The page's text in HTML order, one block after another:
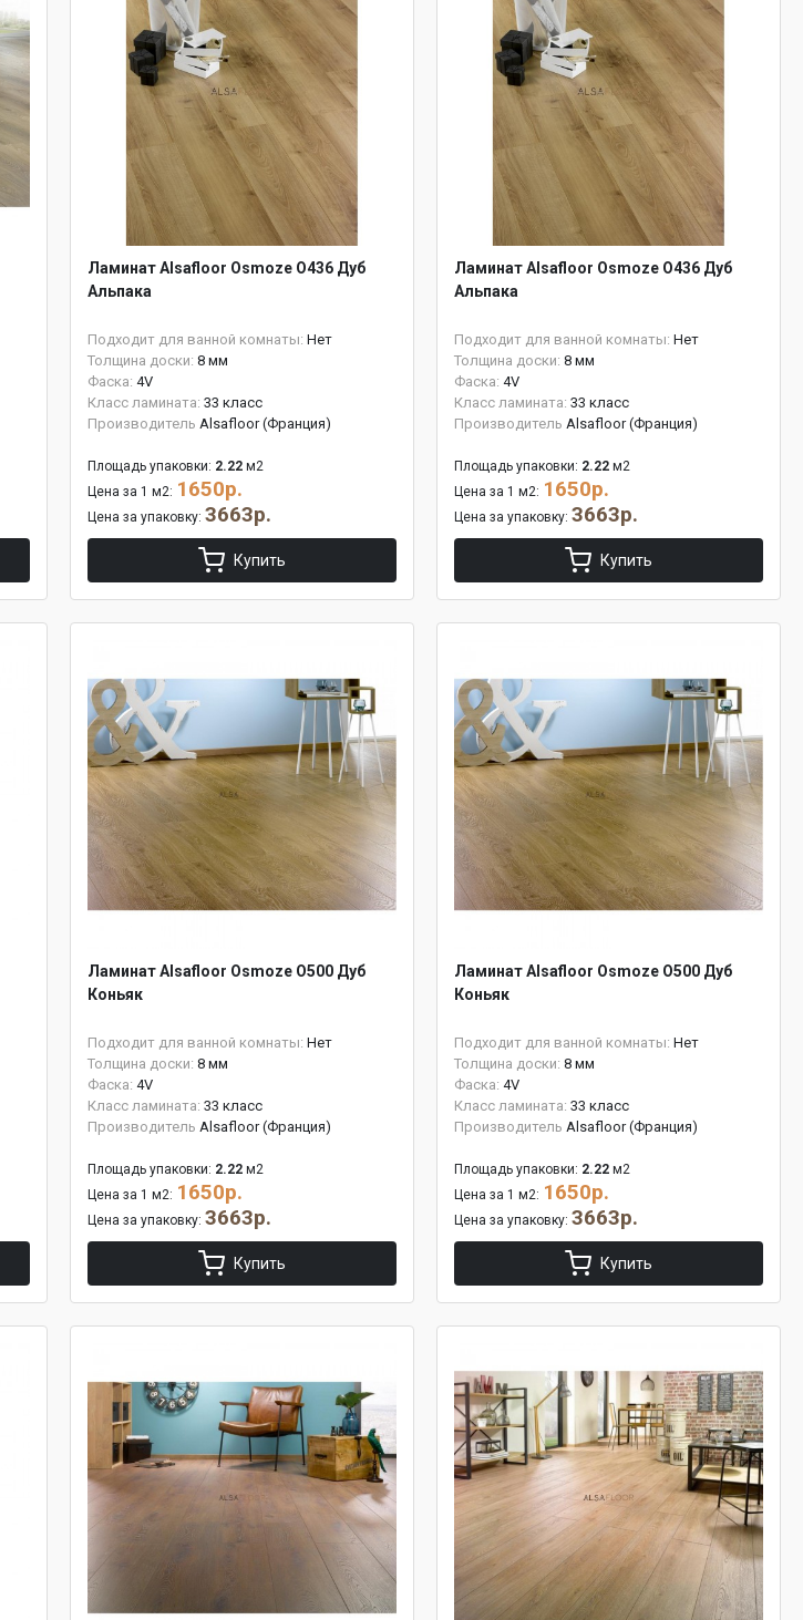
Ламинат Alsafloor Osmoze O436 Дуб
Альпака
Подходит для ванной комнаты: Нет
Толщина доски: 8 мм
Фаска: 4V
Класс ламината: 33 класс
Производитель Alsafloor (Франция)
Площадь упаковки: 2.22 м2
Цена за 1 м2: 1650р.
Цена за упаковку: 3663р.
Купить
Ламинат Alsafloor Osmoze O436 Дуб
Альпака
Подходит для ванной комнаты: Нет
Толщина доски: 8 мм
Фаска: 4V
Класс ламината: 33 класс
Производитель Alsafloor (Франция)
Площадь упаковки: 2.22 м2
Цена за 1 м2: 1650р.
Цена за упаковку: 3663р.
Купить
Ламинат Alsafloor Osmoze O500 Дуб
Коньяк
Подходит для ванной комнаты: Нет
Толщина доски: 8 мм
Фаска: 4V
Класс ламината: 33 класс
Производитель Alsafloor (Франция)
Площадь упаковки: 2.22 м2
Цена за 1 м2: 1650р.
Цена за упаковку: 3663р.
Купить
Ламинат Alsafloor Osmoze O500 Дуб
Коньяк
Подходит для ванной комнаты: Нет
Толщина доски: 8 мм
Фаска: 4V
Класс ламината: 33 класс
Производитель Alsafloor (Франция)
Площадь упаковки: 2.22 м2
Цена за 1 м2: 1650р.
Цена за упаковку: 3663р.
Купить